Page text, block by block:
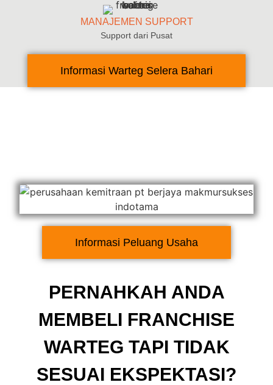
MANAJEMEN SUPPORT
Support dari Pusat
Informasi Warteg Selera Bahari
PERNAHKAH ANDA
MEMBELI FRANCHISE
WARTEG TAPI TIDAK
SESUAI EKSPEKTASI?
Informasi Peluang Usaha